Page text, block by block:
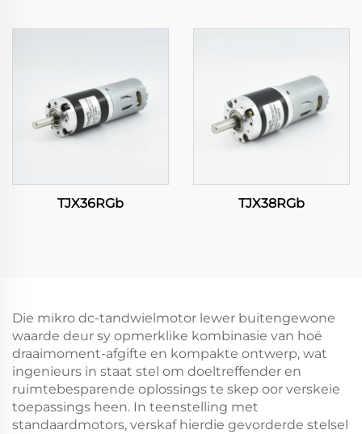
TJX36RGb TJX38RGb
Die mikro dc-tandwielmotor lewer buitengewone
waarde deur sy opmerklike kombinasie van hoë
draaimoment-afgifte en kompakte ontwerp, wat
ingenieurs in staat stel om doeltreffender en
ruimtebesparende oplossings te skep oor verskeie
toepassings heen. In teenstelling met
standaardmotors, verskaf hierdie gevorderde stelsel